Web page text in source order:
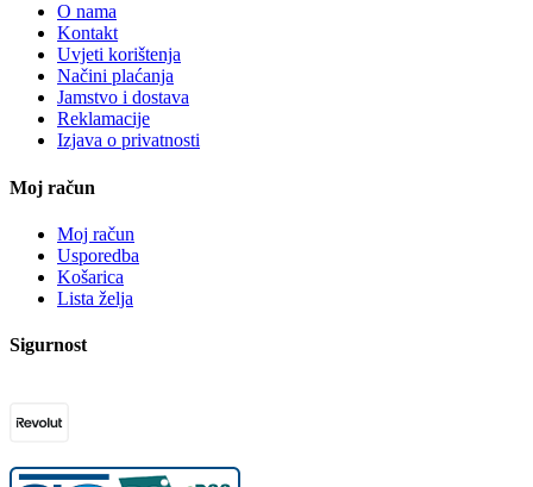
O nama
Kontakt
Uvjeti korištenja
Načini plaćanja
Jamstvo i dostava
Reklamacije
Izjava o privatnosti
Moj račun
Moj račun
Usporedba
Košarica
Lista želja
Sigurnost